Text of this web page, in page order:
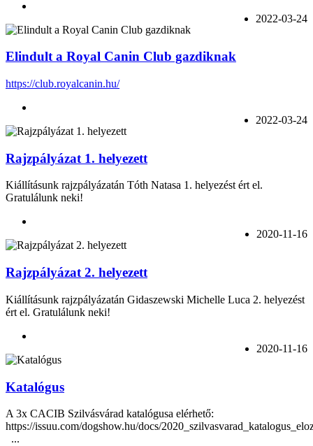
2022-03-24
Elindult a Royal Canin Club gazdiknak
https://club.royalcanin.hu/
2022-03-24
Rajzpályázat 1. helyezett
Kiállításunk rajzpályázatán Tóth Natasa 1. helyezést ért el.
Gratulálunk neki!
2020-11-16
Rajzpályázat 2. helyezett
Kiállításunk rajzpályázatán Gidaszewski Michelle Luca 2. helyezést
ért el. Gratulálunk neki!
2020-11-16
Katalógus
A 3x CACIB Szilvásvárad katalógusa elérhető:
https://issuu.com/dogshow.hu/docs/
...